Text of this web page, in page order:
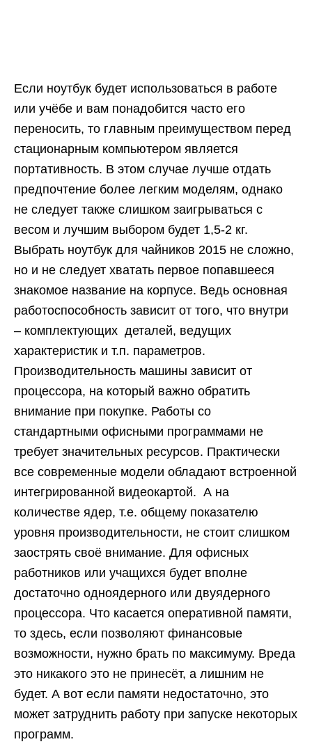
Если ноутбук будет использоваться в работе
или учёбе и вам понадобится часто его
переносить, то главным преимуществом перед
стационарным компьютером является
портативность. В этом случае лучше отдать
предпочтение более легким моделям, однако
не следует также слишком заигрываться с
весом и лучшим выбором будет 1,5-2 кг.
Выбрать ноутбук для чайников 2015 не сложно,
но и не следует хватать первое попавшееся
знакомое название на корпусе. Ведь основная
работоспособность зависит от того, что внутри
– комплектующих деталей, ведущих
характеристик и т.п. параметров.
Производительность машины зависит от
процессора, на который важно обратить
внимание при покупке. Работы со
стандартными офисными программами не
требует значительных ресурсов. Практически
все современные модели обладают встроенной
интегрированной видеокартой. А на
количестве ядер, т.е. общему показателю
уровня производительности, не стоит слишком
заострять своё внимание. Для офисных
работников или учащихся будет вполне
достаточно одноядерного или двуядерного
процессора. Что касается оперативной памяти,
то здесь, если позволяют финансовые
возможности, нужно брать по максимуму. Вреда
это никакого это не принесёт, а лишним не
будет. А вот если памяти недостаточно, это
может затруднить работу при запуске некоторых
программ.